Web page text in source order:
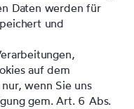
Daten werden für
und
auf dem
wenn Sie uns
gem. Art. 6 Abs.